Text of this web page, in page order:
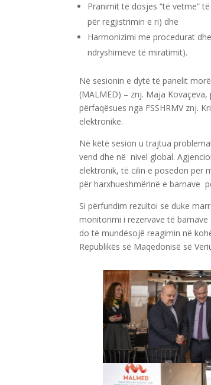
Pranimit të dosjes “të vetme”
për regjistrimin e ri) dhe
Harmonizimi me procedurat
ndryshimeve të miratimit).
Në sesionin e dytë të panelit
(MALMED) – znj. Maja
përfaqësues nga FSSHRMV znj.
elektronike.
Në këtë sesion u trajtua
vend dhe në nivel global.
elektronik, të cilin e posedon për
për harxhueshmërinë e barnave
Si përfundim rezultoi se duke
monitorimi i rezervave të
do të mundësojë reagimin në
Republikës së Maqedonisë së